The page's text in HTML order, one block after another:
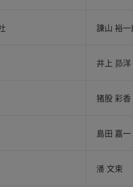
諌山 裕一
井上 昴洋
猪股 彩香
島田 嘉一
潘 文束